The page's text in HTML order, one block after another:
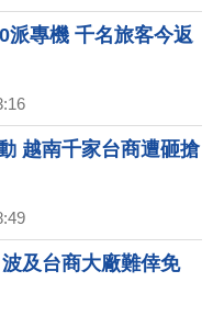
派專機 千名旅客今返
越南千家台商遭砸搶
及台商大廠難倖免